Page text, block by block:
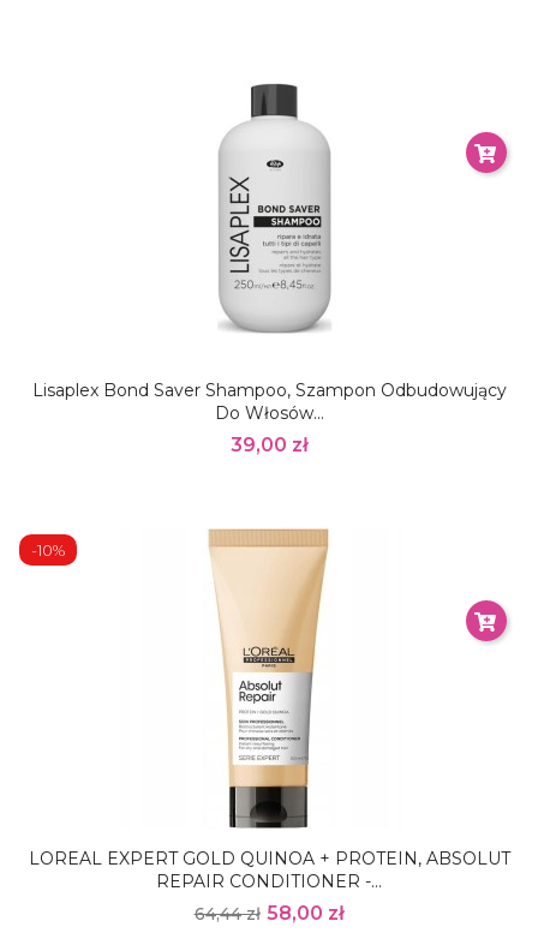
Lisaplex Bond Saver Shampoo, Szampon Odbudowujący
Do Włosów...
39,00 zł
LOREAL EXPERT GOLD QUINOA + PROTEIN, ABSOLUT
REPAIR CONDITIONER -...
64,44 zł 58,00 zł
-10%